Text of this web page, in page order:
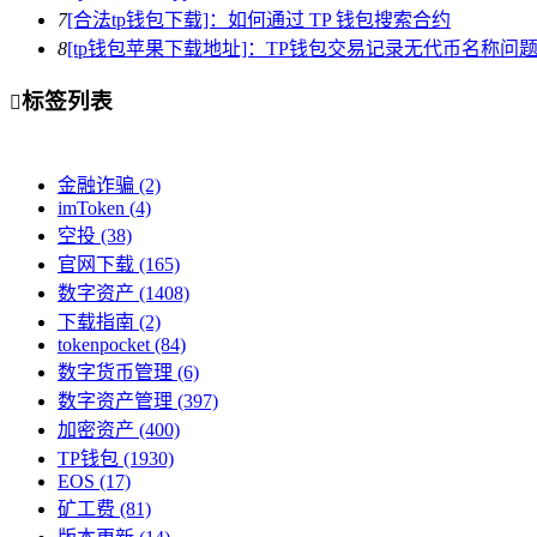
7[合法tp钱包下载]：如何通过 TP 钱包搜索合约
8[tp钱包苹果下载地址]：TP钱包交易记录无代币名称问
标签列表
金融诈骗 (2)
imToken (4)
空投 (38)
官网下载 (165)
数字资产 (1408)
下载指南 (2)
tokenpocket (84)
数字货币管理 (6)
数字资产管理 (397)
加密资产 (400)
TP钱包 (1930)
EOS (17)
矿工费 (81)